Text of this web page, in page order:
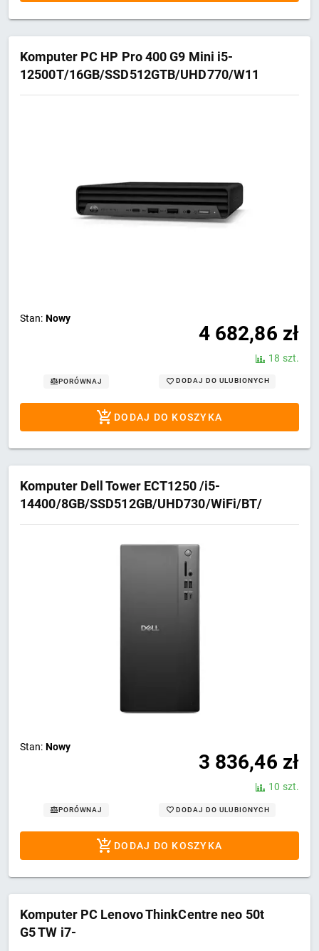
Komputer PC HP Pro 400 G9 Mini i5-
12500T/16GB/SSD512GTB/UHD770/W11
PRO 3Y
Stan: Nowy
4 682,86 zł
18 szt.
PORÓWNAJ DODAJ DO ULUBIONYCH
DODAJ DO KOSZYKA
Komputer Dell Tower ECT1250 /i5-
14400/8GB/SSD512GB/UHD730/WiFi/BT/
W11 PRO 3Y ProSupport
Stan: Nowy
3 836,46 zł
10 szt.
PORÓWNAJ DODAJ DO ULUBIONYCH
DODAJ DO KOSZYKA
Komputer PC Lenovo ThinkCentre neo 50t
G5 TW i7-